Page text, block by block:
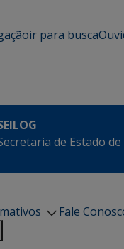
ir para busca
de Estado
Fale